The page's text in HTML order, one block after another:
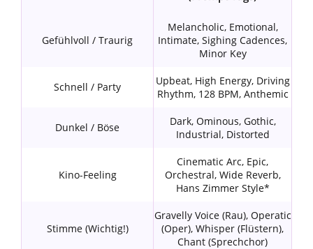
Gefühlvoll / Traurig
Melancholic, Emotional,
Intimate, Sighing Cadences,
Minor Key
Schnell / Party
Upbeat, High Energy, Driving
Rhythm, 128 BPM, Anthemic
Dunkel / Böse
Dark, Ominous, Gothic,
Industrial, Distorted
Kino-Feeling
Cinematic Arc, Epic,
Orchestral, Wide Reverb,
Hans Zimmer Style*
Stimme (Wichtig!)
Gravelly Voice (Rau), Operatic
(Oper), Whisper (Flüstern),
Chant (Sprechchor)